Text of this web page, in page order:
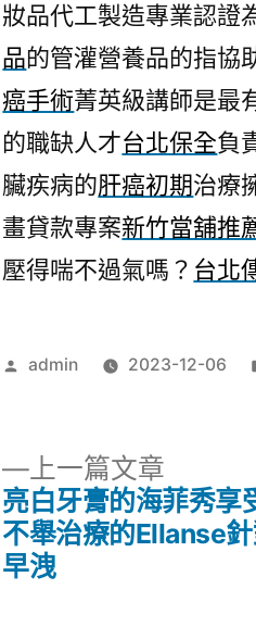
妝品代工製造專業認證
品的管灌營養品的指協
癌手術菁英級講師是最
的職缺人才台北保全負
臟疾病的肝癌初期治療
畫貸款專案新竹當舖推
壓得喘不過氣嗎？ 台北
作
admin 2023-12-06
上一篇文章
一
篇
亮白牙膏的海菲秀享
不舉治療的Ellanse
早洩